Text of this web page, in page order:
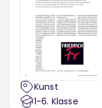
Kunst
1-6. Klasse